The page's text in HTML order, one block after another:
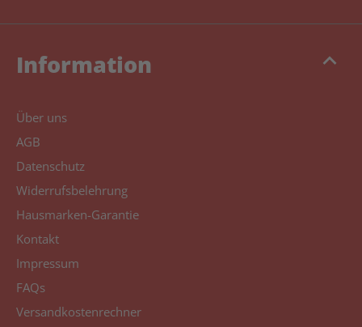
keyboard_arrow_up
Information
Über uns
AGB
Datenschutz
Widerrufsbelehrung
Hausmarken-Garantie
Kontakt
Impressum
FAQs
Versandkostenrechner